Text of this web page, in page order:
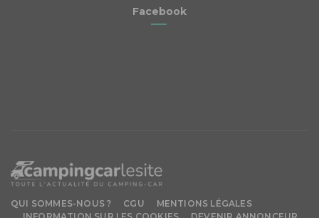
Facebook
QUI SOMMES-NOUS ? CGU
MENTIONS LÉGALES